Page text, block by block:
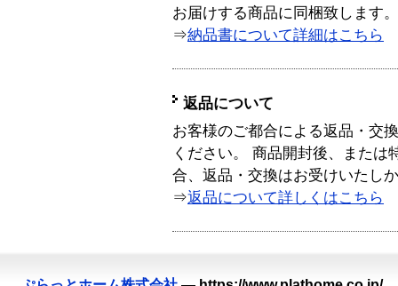
お届けする商品に同梱致します。
⇒納品書について詳細はこちら
返品について
お客様のご都合による返品・交
ください。 商品開封後、または
合、返品・交換はお受けいたし
⇒返品について詳しくはこちら